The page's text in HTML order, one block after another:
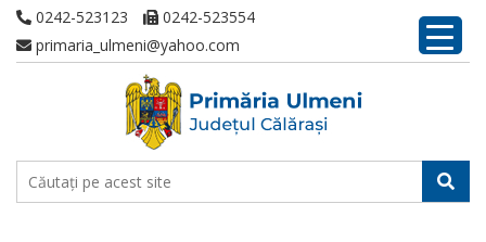
0242-523123
0242-523554
primaria_ulmeni@yahoo.com